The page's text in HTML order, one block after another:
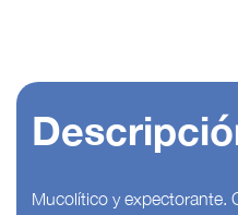
Mucolítico y expectorante.